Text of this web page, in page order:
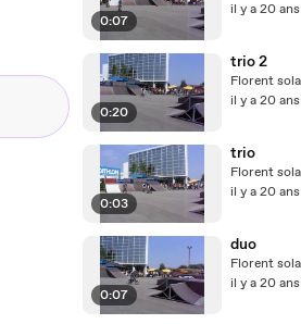
0:07
il y a 20 ans
0:20
trio 2
il y a 20 ans
0:03
trio
il y a 20 ans
0:07
duo
il y a 20 ans